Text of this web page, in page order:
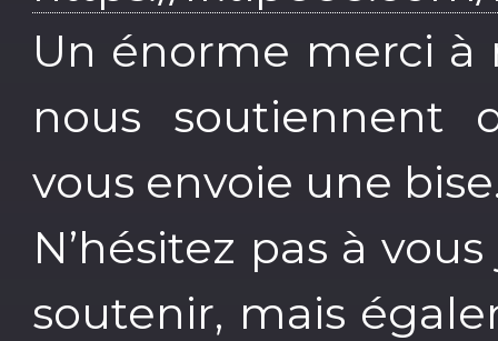
Un énorme merci à
nous soutiennent
vous envoie une
N’hésitez pas à
soutenir, mais